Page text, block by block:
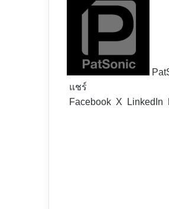
แชร์
Facebook X LinkedIn